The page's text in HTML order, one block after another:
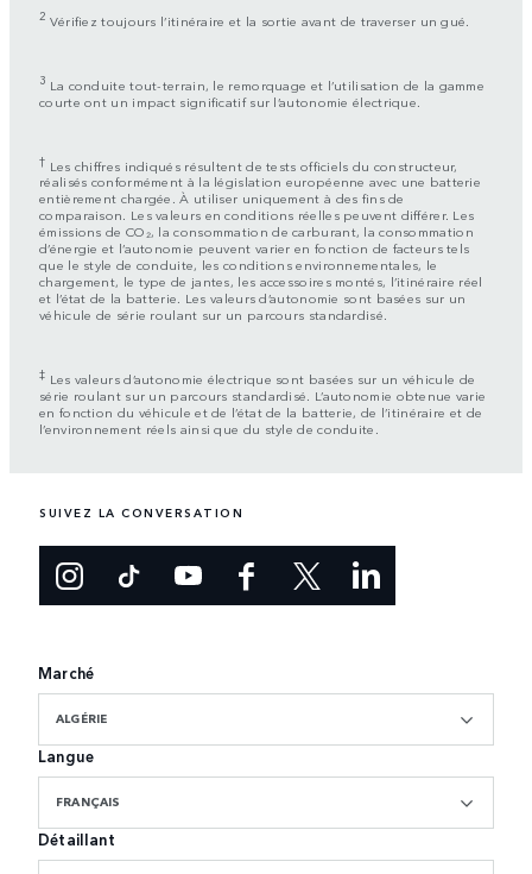
2 Vérifiez toujours l’itinéraire et la sortie avant de traverser un gué.
3 La conduite tout-terrain, le remorquage et l’utilisation de la gamme
courte ont un impact significatif sur l’autonomie électrique.
† Les chiffres indiqués résultent de tests officiels du constructeur,
réalisés conformément à la législation européenne avec une batterie
entièrement chargée. À utiliser uniquement à des fins de
comparaison. Les valeurs en conditions réelles peuvent différer. Les
émissions de CO₂, la consommation de carburant, la consommation
d’énergie et l’autonomie peuvent varier en fonction de facteurs tels
que le style de conduite, les conditions environnementales, le
chargement, le type de jantes, les accessoires montés, l’itinéraire réel
et l’état de la batterie. Les valeurs d’autonomie sont basées sur un
véhicule de série roulant sur un parcours standardisé.
‡ Les valeurs d’autonomie électrique sont basées sur un véhicule de
série roulant sur un parcours standardisé. L’autonomie obtenue varie
en fonction du véhicule et de l’état de la batterie, de l’itinéraire et de
l’environnement réels ainsi que du style de conduite.
SUIVEZ LA CONVERSATION
Marché
ALGÉRIE
Langue
FRANÇAIS
Détaillant